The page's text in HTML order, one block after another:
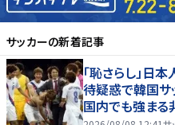
サッカーの新着記事
「恥さらし」日
待疑惑で韓国
国内でも強まる